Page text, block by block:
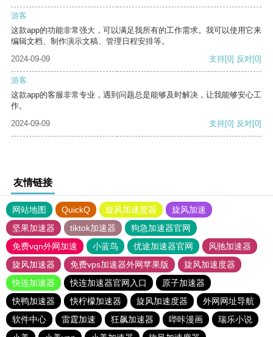
游客
这款app的功能非常强大，可以满足我所有的工作需求。我可以使用它来
编辑文档、制作演示文稿、管理日程安排等。
2024-09-09
支持[0] 反对[0]
游客
这款app的客服非常专业，遇到问题总是能够及时解决，让我能够安心工
作。
2024-09-09
支持[0] 反对[0]
友情链接
网站地图 QuickQ 旋风加速度器
旋风加速
坚果加速器
tiktok加速器
狗急加速器官网
免费vqn外网加速
小蓝鸟 优途加速器官网
风驰加速器
旋风加速器
免费vps加速器外网苹果版
旋风加速度器
快连加速器
快连加速器官网入口
原子加速器
快鸭加速器
快柠檬加速器 旋风加速度器
外网网址导航
软件中心
雷霆加速 狂飙加速器 哔咔漫画
瑞乐小说